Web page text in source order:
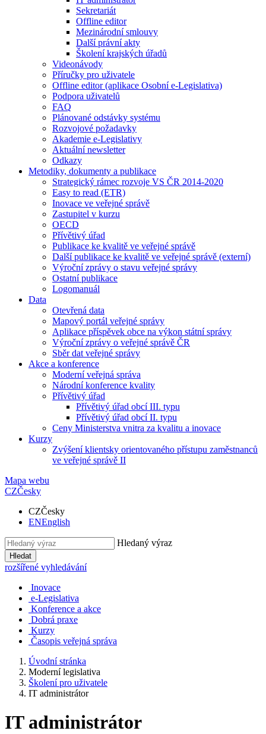
Sekretariát
Offline editor
Mezinárodní smlouvy
Další právní akty
Školení krajských úřadů
Videonávody
Příručky pro uživatele
Offline editor (aplikace Osobní e-Legislativa)
Podpora uživatelů
FAQ
Plánované odstávky systému
Rozvojové požadavky
Akademie e-Legislativy
Aktuální newsletter
Odkazy
Metodiky, dokumenty a publikace
Strategický rámec rozvoje VS ČR 2014-2020
Easy to read (ETR)
Inovace ve veřejné správě
Zastupitel v kurzu
OECD
Přívětivý úřad
Publikace ke kvalitě ve veřejné správě
Další publikace ke kvalitě ve veřejné správě (externí)
Výroční zprávy o stavu veřejné správy
Ostatní publikace
Logomanuál
Data
Otevřená data
Mapový portál veřejné správy
Aplikace příspěvek obce na výkon státní správy
Výroční zprávy o veřejné správě ČR
Sběr dat veřejné správy
Akce a konference
Moderní veřejná správa
Národní konference kvality
Přívětivý úřad
Přívětivý úřad obcí III. typu
Přívětivý úřad obcí II. typu
Ceny Ministerstva vnitra za kvalitu a inovace
Kurzy
Zvýšení klientsky orientovaného přístupu zaměstnanců
ve veřejné správě II
Mapa webu
CZČesky
CZČesky
ENEnglish
Hledaný výraz
Hledat
rozšířené vyhledávání
Inovace
e-Legislativa
Konference a akce
Dobrá praxe
Kurzy
Časopis veřejná správa
Úvodní stránka
Moderní legislativa
Školení pro uživatele
IT administrátor
IT administrátor